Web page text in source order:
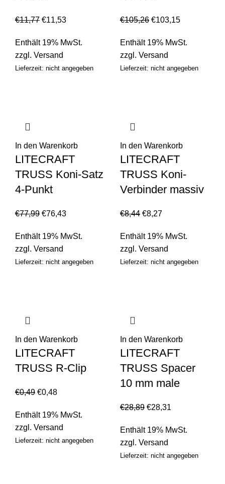
€11,77 €11,53
Enthält 19% MwSt.
zzgl. Versand
Lieferzeit: nicht angegeben
€105,26 €103,15
Enthält 19% MwSt.
zzgl. Versand
Lieferzeit: nicht angegeben
In den Warenkorb
LITECRAFT
TRUSS Koni-Satz
4-Punkt
€77,99 €76,43
Enthält 19% MwSt.
zzgl. Versand
Lieferzeit: nicht angegeben
In den Warenkorb
LITECRAFT
TRUSS Koni-
Verbinder massiv
€8,44 €8,27
Enthält 19% MwSt.
zzgl. Versand
Lieferzeit: nicht angegeben
In den Warenkorb
LITECRAFT
TRUSS R-Clip
€0,49 €0,48
Enthält 19% MwSt.
zzgl. Versand
Lieferzeit: nicht angegeben
In den Warenkorb
LITECRAFT
TRUSS Spacer
10 mm male
€28,89 €28,31
Enthält 19% MwSt.
zzgl. Versand
Lieferzeit: nicht angegeben